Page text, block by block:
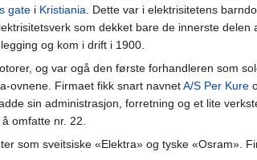
gate i Kristiania. Dette var i elektrisitetens
som dekket bare de innerste delen
og kom i drift i 1900.
og var ogå den første forhandleren som
ovnene. Firmaet fikk snart navnetA/S Per Kure
sin administrasjon, forretning og et lite
omfatte nr. 22.
som sveitsiske «Elektra» og tyske «Osram».